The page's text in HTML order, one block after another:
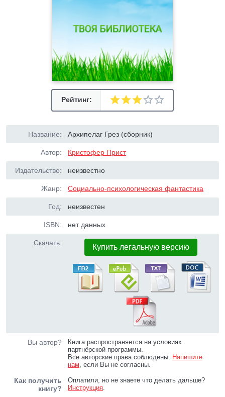
Рейтинг:
Название: Архипелаг Грез (сборник)
Автор: Кристофер Прист
Издательство: неизвестно
Жанр: Социально-психологическая фантастика
Год: неизвестен
ISBN: нет данных
Скачать: Купить легальную версию
Вы автор?
Книга распространяется на условиях
партнёрской программы.
Все авторские права соблюдены. Напишите
нам, если Вы не согласны.
Как получить
книгу?
Оплатили, но не знаете что делать дальше?
Инструкция.